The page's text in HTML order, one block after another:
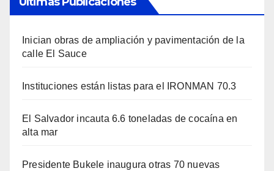
Inician obras de ampliación y pavimentación de la
calle El Sauce
Instituciones están listas para el IRONMAN 70.3
El Salvador incauta 6.6 toneladas de cocaína en
alta mar
Presidente Bukele inaugura otras 70 nuevas